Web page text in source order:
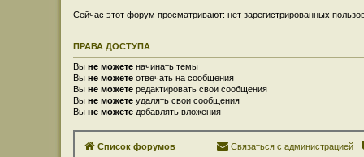
Сейчас этот форум просматривают: нет зарегистрированных
ПРАВА ДОСТУПА
Вы не можете начинать темы
Вы не можете отвечать на сообщения
Вы не можете редактировать свои сообщения
Вы не можете удалять свои сообщения
Вы не можете добавлять вложения
Список форумов Связаться с администрацией